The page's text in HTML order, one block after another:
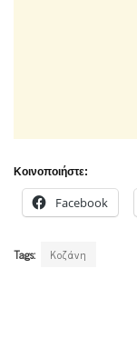
Κοινοποιήστε:
Facebook
Tags: Κοζάνη